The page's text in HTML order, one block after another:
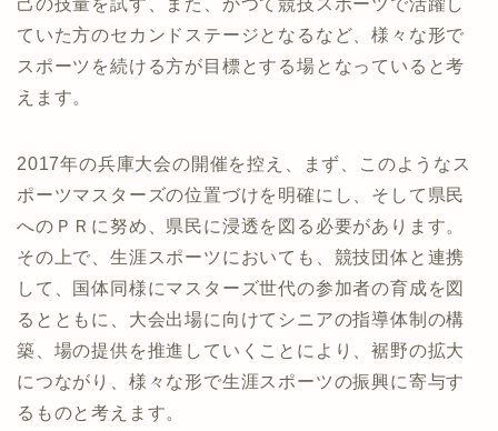
ていた方のセカンドステージとなるなど、様々な形で
スポーツを続ける方が目標とする場となっていると考
えます。
2017年の兵庫大会の開催を控え、まず、このようなス
ポーツマスターズの位置づけを明確にし、そして県民
へのＰＲに努め、県民に浸透を図る必要があります。
その上で、生涯スポーツにおいても、競技団体と連携
して、国体同様にマスターズ世代の参加者の育成を図
るとともに、大会出場に向けてシニアの指導体制の構
築、場の提供を推進していくことにより、裾野の拡大
につながり、様々な形で生涯スポーツの振興に寄与す
るものと考えます。